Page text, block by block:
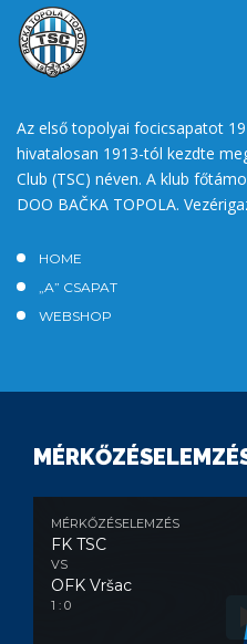
Az első topolyai focicsapatot
hivatalosan 1913-tól kezdte
Club (TSC) néven. A klub
DOO BAČKA TOPOLA.
HOME
„A” CSAPAT
WEBSHOP
MÉRKŐZÉSELEMZÉS
FK TSC
VS
OFK Vršac
1 : 0